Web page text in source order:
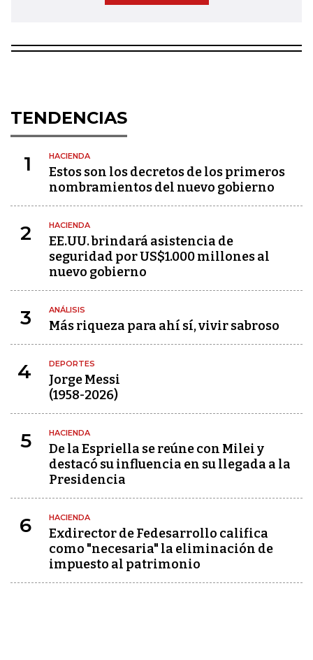
TENDENCIAS
1 HACIENDA
Estos son los decretos de los primeros
nombramientos del nuevo gobierno
2 HACIENDA
EE.UU. brindará asistencia de
seguridad por US$1.000 millones al
nuevo gobierno
3 ANÁLISIS
Más riqueza para ahí sí, vivir sabroso
4 DEPORTES
Jorge Messi
(1958-2026)
5 HACIENDA
De la Espriella se reúne con Milei y
destacó su influencia en su llegada a la
Presidencia
6 HACIENDA
Exdirector de Fedesarrollo califica
como "necesaria" la eliminación de
impuesto al patrimonio